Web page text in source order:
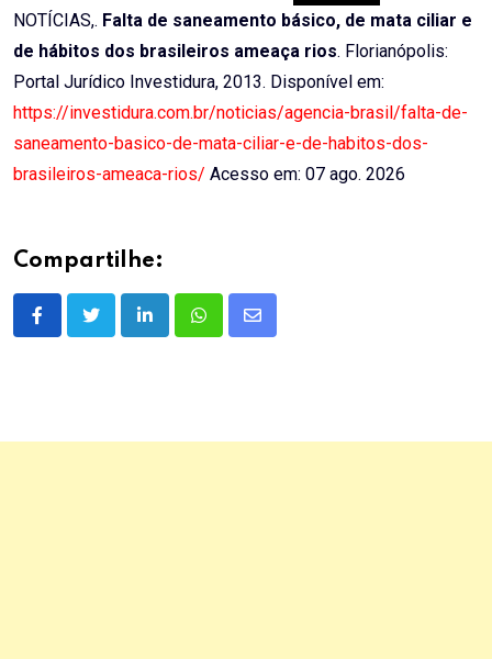
NOTÍCIAS,. Falta de saneamento básico, de mata ciliar e
de hábitos dos brasileiros ameaça rios. Florianópolis:
Portal Jurídico Investidura, 2013. Disponível em:
https://investidura.com.br/noticias/agencia-brasil/falta-de-
saneamento-basico-de-mata-ciliar-e-de-habitos-dos-
brasileiros-ameaca-rios/ Acesso em: 07 ago. 2026
Compartilhe:
LinkedInWhatsappShare